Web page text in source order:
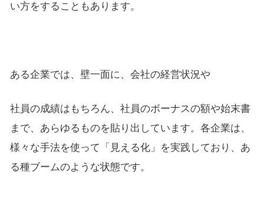
い方をすることもあります。
ある企業では、壁一面に、会社の経営状況や
社員の成績はもちろん、社員のボーナスの額や始末書
まで、あらゆるものを貼り出しています。各企業は、
様々な手法を使って「見える化」を実践しており、あ
る種ブームのような状態です。